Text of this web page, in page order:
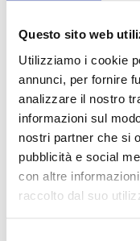
Questo sito web
Utilizziamo i cookie
annunci, per fornire
analizzare il nostro
informazioni sul
nostri partner che si
pubblicità e social
con altre
raccolto dal suo
costi totali
congiunte tra due o
seconda edizione,
richiesta di
Euro.
Link e Documenti
Pagina web per
Bando